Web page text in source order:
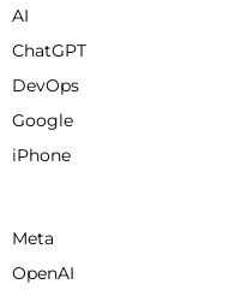
AI
ChatGPT
DevOps
Google
iPhone
Meta
OpenAI